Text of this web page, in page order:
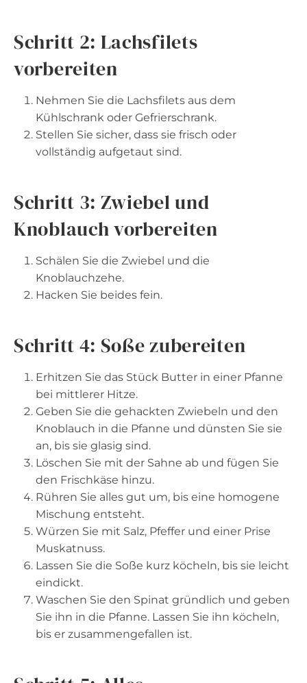
Schritt 2: Lachsfilets
vorbereiten
Nehmen Sie die Lachsfilets aus dem
Kühlschrank oder Gefrierschrank.
Stellen Sie sicher, dass sie frisch oder
vollständig aufgetaut sind.
Schritt 3: Zwiebel und
Knoblauch vorbereiten
Schälen Sie die Zwiebel und die
Knoblauchzehe.
Hacken Sie beides fein.
Schritt 4: Soße zubereiten
Erhitzen Sie das Stück Butter in einer Pfanne
bei mittlerer Hitze.
Geben Sie die gehackten Zwiebeln und den
Knoblauch in die Pfanne und dünsten Sie sie
an, bis sie glasig sind.
Löschen Sie mit der Sahne ab und fügen Sie
den Frischkäse hinzu.
Rühren Sie alles gut um, bis eine homogene
Mischung entsteht.
Würzen Sie mit Salz, Pfeffer und einer Prise
Muskatnuss.
Lassen Sie die Soße kurz köcheln, bis sie leicht
eindickt.
Waschen Sie den Spinat gründlich und geben
Sie ihn in die Pfanne. Lassen Sie ihn köcheln,
bis er zusammengefallen ist.